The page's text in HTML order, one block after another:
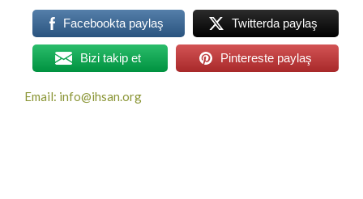
Facebookta paylaş Twitterda paylaş
Bizi takip et Pintereste paylaş
Email: info@ihsan.org